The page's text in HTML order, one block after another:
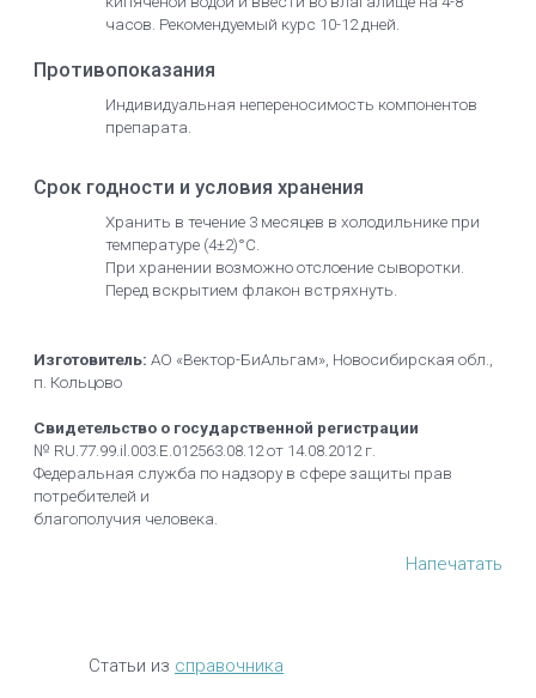
часов. Рекомендуемый курс 10-12 дней.
Противопоказания
Индивидуальная непереносимость компонентов
препарата.
Срок годности и условия хранения
Хранить в течение 3 месяцев в холодильнике при
температуре (4±2)°С.
При хранении возможно отслоение сыворотки.
Перед вскрытием флакон встряхнуть.
Изготовитель: АО «Вектор-БиАльгам», Новосибирская обл.,
п. Кольцово
Свидетельство о государственной регистрации
№ RU.77.99.il.003.Е.012563.08.12 от 14.08.2012 г.
Федеральная служба по надзору в сфере защиты прав
потребителей и
благополучия человека.
Напечатать
Статьи из справочника